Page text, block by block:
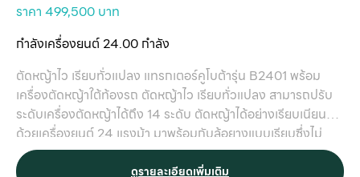
ราคา 499,500 บาท
กำลังเครื่องยนต์ 24.00 กำลัง
ตัดหญ้าไว เรียบทั่วแปลง แทรกเตอร์คูโบต้ารุ่น B2401 พร้อม
เครื่องตัดหญ้าใต้ท้องรถ ตัดหญ้าไว เรียบทั่วแปลง สามารถปรับ
ระดับเครื่องตัดหญ้าได้ถึง 14 ระดับ ตัดหญ้าได้อย่างเรียบเนียน
ด้วยเครื่องยนต์ 24 แรงม้า มาพร้อมกับล้อยางแบบเรียบซึ่งไม่
ทำให้เกิดความเสียหายกับรากของต้นทุเรียน ทำให้ขับเคลื่อนได้
อย่างมั่นใจ และออกแบบมาอย่างพิเศษให้มีทั้งเพลา PTO กลาง
ดูรายละเอียดเพิ่มเติม